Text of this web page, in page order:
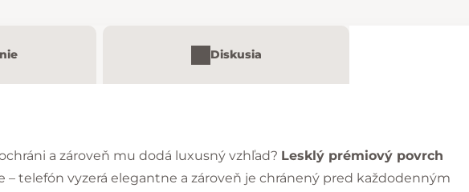
Diskusia
a zároveň mu dodá luxusný vzhľad? Lesklý prémiový povrch
telefón vyzerá elegantne a zároveň je chránený pred každodenným